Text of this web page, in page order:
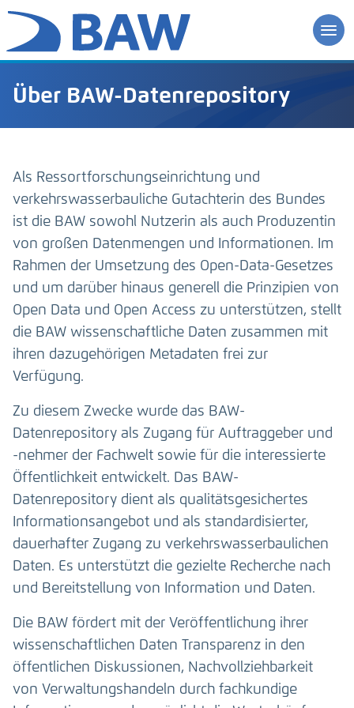
Über BAW-Datenrepository
Als Ressortforschungseinrichtung und
verkehrswasserbauliche Gutachterin des Bundes
ist die BAW sowohl Nutzerin als auch Produzentin
von großen Datenmengen und Informationen. Im
Rahmen der Umsetzung des Open-Data-Gesetzes
und um darüber hinaus generell die Prinzipien von
Open Data und Open Access zu unterstützen, stellt
die BAW wissenschaftliche Daten zusammen mit
ihren dazugehörigen Metadaten frei zur
Verfügung.
Zu diesem Zwecke wurde das BAW-
Datenrepository als Zugang für Auftraggeber und
-nehmer der Fachwelt sowie für die interessierte
Öffentlichkeit entwickelt. Das BAW-
Datenrepository dient als qualitätsgesichertes
Informationsangebot und als standardisierter,
dauerhafter Zugang zu verkehrswasserbaulichen
Daten. Es unterstützt die gezielte Recherche nach
und Bereitstellung von Information und Daten.
Die BAW fördert mit der Veröffentlichung ihrer
wissenschaftlichen Daten Transparenz in den
öffentlichen Diskussionen, Nachvollziehbarkeit
von Verwaltungshandeln durch fachkundige